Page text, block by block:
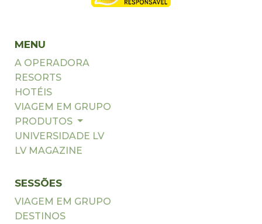
MENU
A OPERADORA
RESORTS
HOTÉIS
VIAGEM EM GRUPO
PRODUTOS
UNIVERSIDADE LV
LV MAGAZINE
SESSÕES
VIAGEM EM GRUPO
DESTINOS